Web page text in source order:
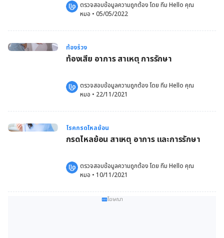
ตรวจสอบข้อมูลความถูกต้อง โดย ทีม Hello คุณ
หมอ • 05/05/2022
ท้องร่วง
ท้องเสีย อาการ สาเหตุ การรักษา
ตรวจสอบข้อมูลความถูกต้อง โดย ทีม Hello คุณ
หมอ • 22/11/2021
โรคกรดไหลย้อน
กรดไหลย้อน สาเหตุ อาการ และการรักษา
ตรวจสอบข้อมูลความถูกต้อง โดย ทีม Hello คุณ
หมอ • 10/11/2021
โฆษณา